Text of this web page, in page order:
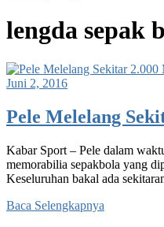
lengda sepak
Juni 2, 2016
Pele Melelang
Kabar Sport – Pele dalam
memorabilia sepakbola yang
Keseluruhan bakal ada
Baca Selengkapnya